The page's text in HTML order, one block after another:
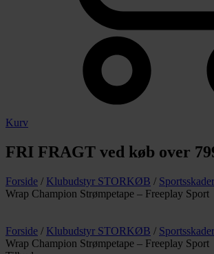
Kurv
FRI FRAGT ved køb over
Forside / Klubudstyr STORKØB / Sportsskader
Wrap Champion Strømpetape – Freeplay Sport
Forside / Klubudstyr STORKØB / Sportsskader
Wrap Champion Strømpetape – Freeplay Sport